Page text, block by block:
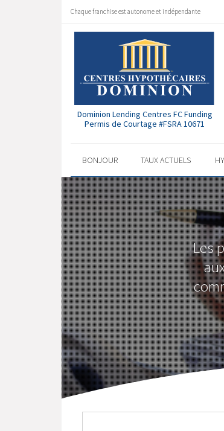
Chaque franchise est autonome et indépendante
Dominion Lending Centres FC Funding
Permis de Courtage #FSRA 10671
BONJOUR TAUX ACTUELS
Les